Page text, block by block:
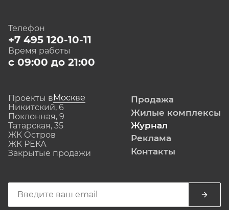
Телефон
+7 495 120-10-11
Время работы
с 09:00 до 21:00
Проекты вМоскве
Никитский, 6
Поклонная, 9
Татарская, 35
ЖК Остров
ЖК РЕКА
Закрытые продажи
Продажа
Жилые комплексы
Журнал
Реклама
Контакты